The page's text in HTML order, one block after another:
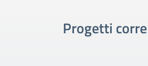
Progetti